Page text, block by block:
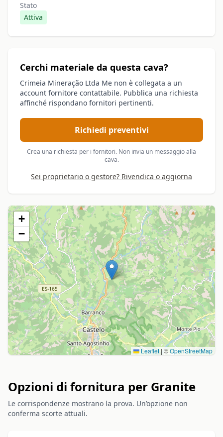
Stato
Attiva
Cerchi materiale da questa cava?
Crimeia Mineração Ltda Me non è collegata a un
account fornitore contattabile. Pubblica una richiesta
affinché rispondano fornitori pertinenti.
Richiedi preventivi
Crea una richiesta per i fornitori. Non invia un messaggio alla
cava.
Sei proprietario o gestore? Rivendica o aggiorna
+
−
Leaflet | ©OpenStreetMap
Opzioni di fornitura per Granite
Le corrispondenze mostrano la prova. Un’opzione non
conferma scorte attuali.